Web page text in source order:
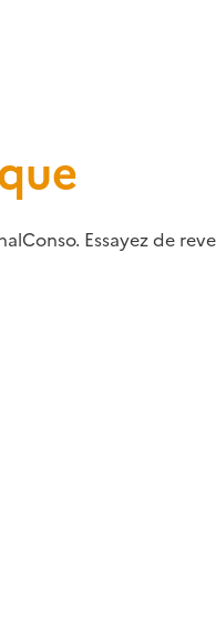
Essayez de